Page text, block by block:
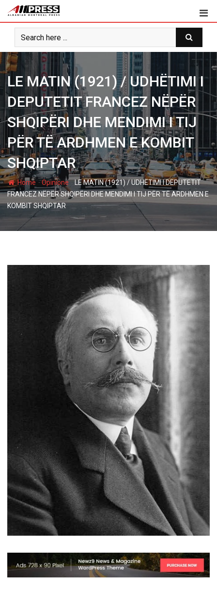
content
LE MATIN (1921) / UDHËTIMI I
DEPUTETIT FRANCEZ NËPËR
SHQIPËRI DHE MENDIMI I TIJ
PËR TË ARDHMEN E KOMBIT
SHQIPTAR
Home -Opinione-LE MATIN (1921) / UDHËTIMI I DEPUTETIT
FRANCEZ NËPËR SHQIPËRI DHE MENDIMI I TIJ PËR TË ARDHMEN E
KOMBIT SHQIPTAR